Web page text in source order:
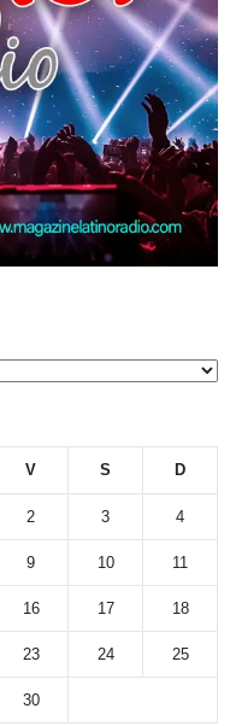
V S D
2 3 4
9 10 11
16 17 18
23 24 25
30